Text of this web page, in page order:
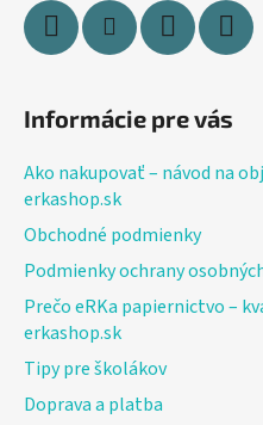
Informácie pre vás
Ako nakupovať – návod na
erkashop.sk
Obchodné podmienky
Podmienky ochrany
Prečo eRKa papiernictvo –
erkashop.sk
Tipy pre školákov
Doprava a platba